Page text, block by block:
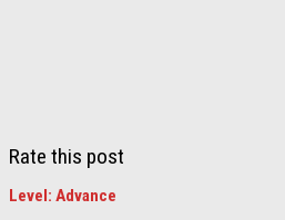
Rate this post
Level: Advance